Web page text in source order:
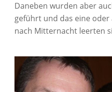
Daneben wurden aber
geführt und das eine
nach Mitternacht leerten